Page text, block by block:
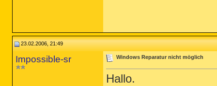
23.02.2006, 21:49
Impossible-sr Windows Reparatur nicht möglich
Hallo.